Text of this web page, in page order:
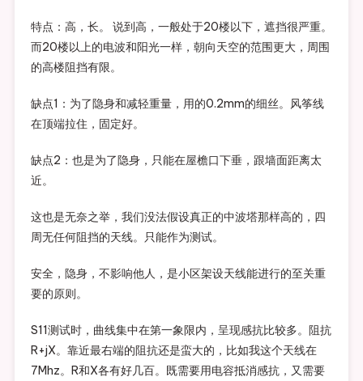
特点：高，长。 说到高，一般处于20楼以下，遮挡很严重。
而20楼以上的电波和阳光一样，朝向天空的范围更大，周围
的高楼阻挡有限。
缺点1：为了隐身和减轻重量，用的0.2mm的细丝。风筝线
在顶端拉住，固定好。
缺点2：也是为了隐身，只能在屋檐口下垂，跟墙面距离太
近。
这也是无奈之举，我们没法假设真正的中波塔那样高的，四
周无任何阻挡的天线。只能作为测试。
安全，隐身，不影响他人，是小区架设天线能进行的至关重
要的原则。
S11测试时，曲线集中在第一象限内，呈现感抗比较多。阻抗
R+jX。靠近最右端的阻抗还是蛮大的，比如我这个天线在
7Mhz。R和X各有好几百。既需要用电容抵消感抗，又需要